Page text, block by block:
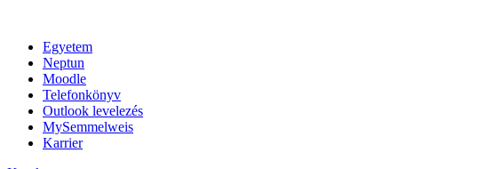
Egyetem
Neptun
Moodle
Telefonkönyv
Outlook levelezés
MySemmelweis
Karrier